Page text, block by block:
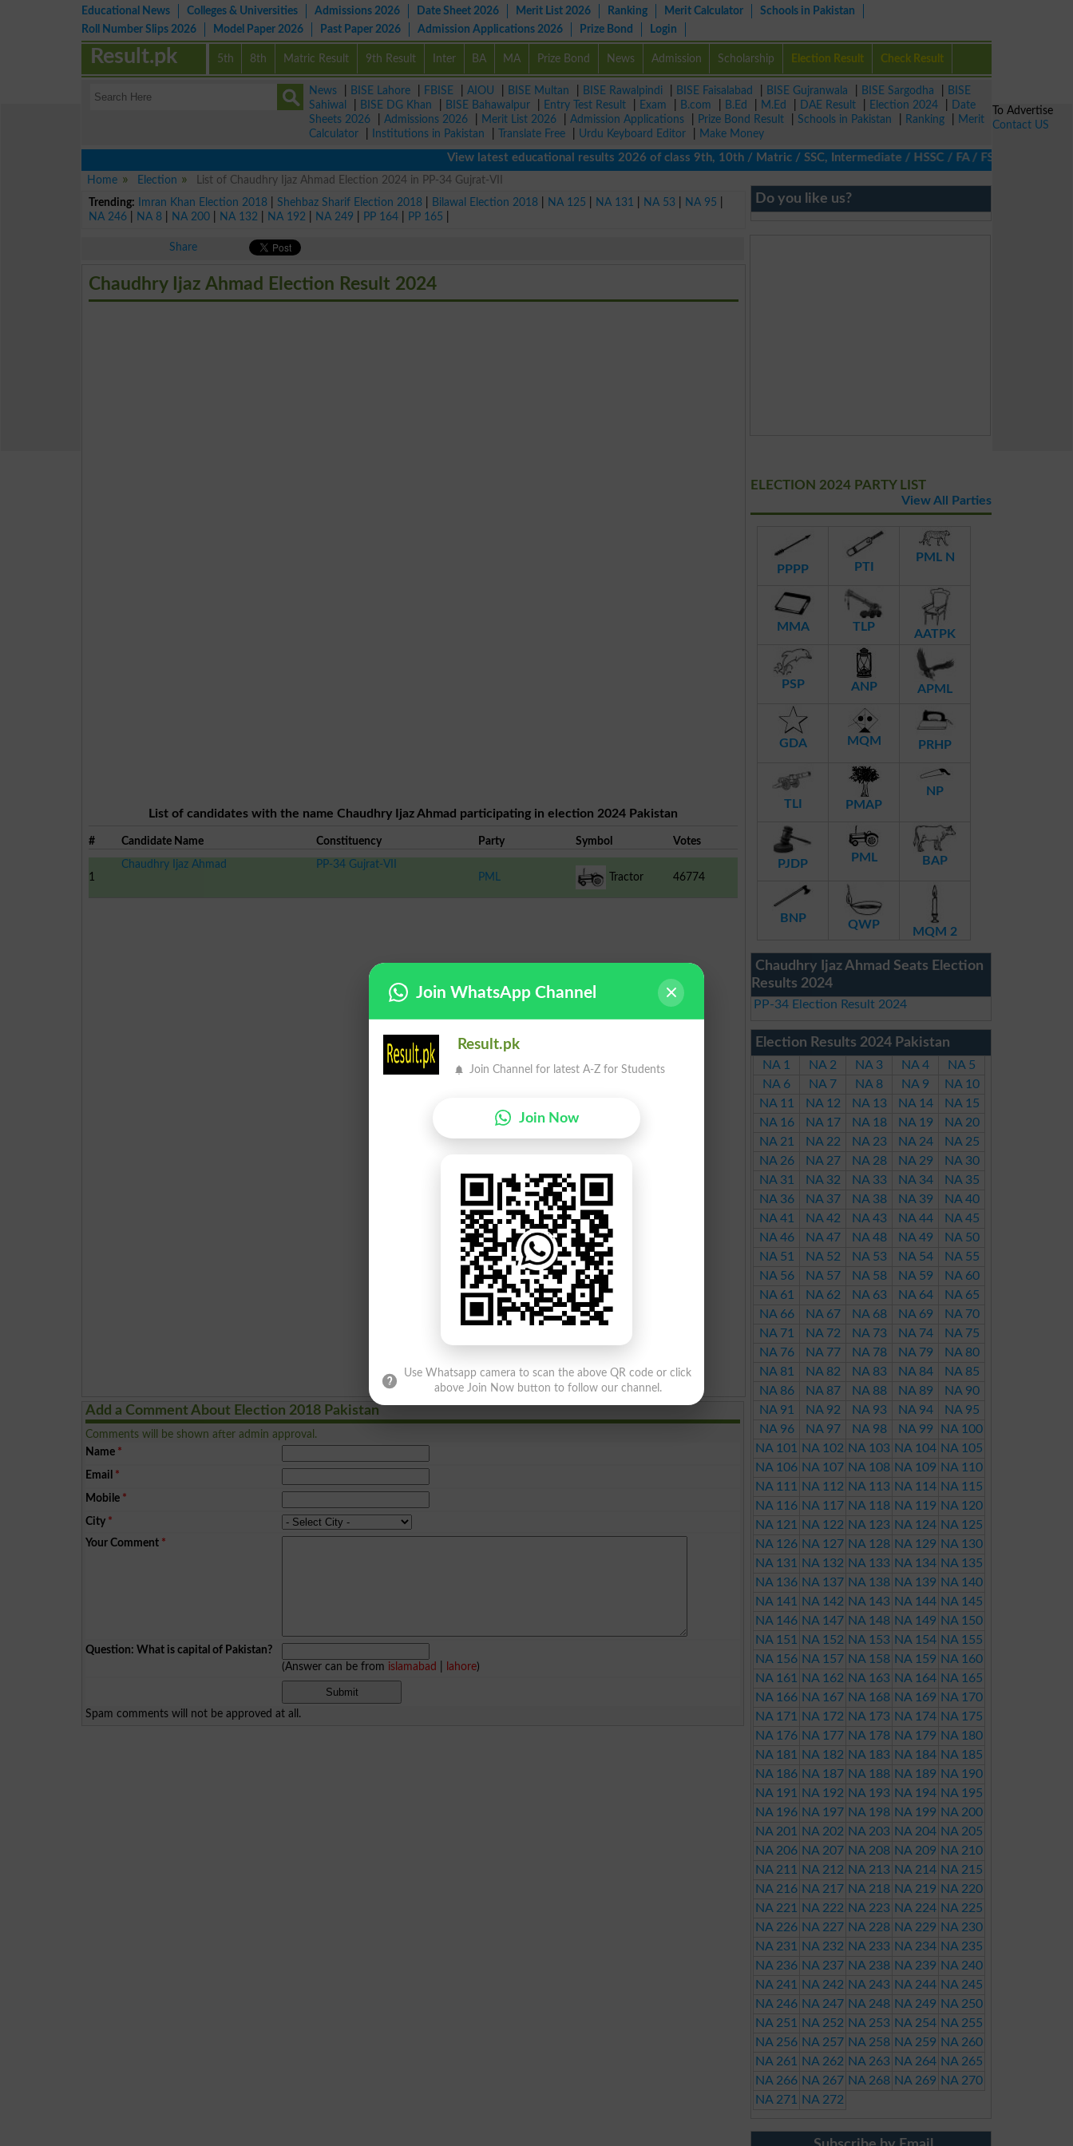
Educational News Colleges & Universities Admissions 2026 Date Sheet 2026 Merit List 2026 Ranking Merit Calculator
Schools in Pakistan
Roll Number Slips 2026
Model Paper 2026 Past Paper 2026 Admission Applications 2026 Prize Bond Login
5th 8th Matric Result 9th Result Inter BA MA Prize Bond News Admission Scholarship Election Result Check Result
Result.pk
News BISE Lahore FBISE AIOU BISE Multan BISE Rawalpindi BISE Faisalabad BISE Gujranwala BISE Sargodha
BISE
Sahiwal
BISE DG Khan BISE Bahawalpur Entry Test Result Exam B.com B.Ed M.Ed DAE Result Election 2024
Date
Sheets 2026
Admissions 2026 Merit List 2026 Admission Applications Prize Bond Result Schools in Pakistan Ranking
Merit
Calculator
Institutions in Pakistan Translate Free Urdu Keyboard Editor
Make Money
View latest educational results 2026 of class 9th, 10th / Matric / SSC, Intermediate / HSSC / FA / FSc / Inter, 5th /
Home
Election
List of Chaudhry Ijaz Ahmad Election 2024 in PP-34 Gujrat-VII
Trending:
Imran Khan Election 2018 |Shehbaz Sharif Election 2018 Bilawal Election 2018 NA 125 NA 131 NA 53 NA 95
NA 246
NA 8 NA 200 NA 132 NA 192 NA 249 PP 164 PP 165
Share
Chaudhry Ijaz Ahmad Election Result 2024
List of candidates with the name Chaudhry Ijaz Ahmad participating in election 2024 Pakistan
# Candidate Name Constituency Party Symbol Votes
1
Chaudhry Ijaz Ahmad
PP-34 Gujrat-VII
PML
Tractor 46774
Add a Comment About Election 2018 Pakistan
Comments will be shown after admin approval.
Name *
Email *
Mobile *
City *
Your Comment *
Question: What is capital of Pakistan?
(Answer can be from islamabad lahore)
Spam comments will not be approved at all.
Do you like us?
ELECTION 2024 PARTY LIST
View All Parties
PPPP PTI
PML N
MMA TLP
AATPK
PSP ANP APML
GDA MQM PRHP
TLI PMAP
NP
PJDP PML BAP
BNP QWP
MQM 2
Chaudhry Ijaz Ahmad Seats Election
Results 2024
PP-34 Election Result 2024
Election Results 2024 Pakistan
NA 1 NA 2 NA 3 NA 4
NA 5
NA 6
NA 7 NA 8 NA 9
NA 10
NA 11
NA 12 NA 13 NA 14
NA 15
NA 16
NA 17 NA 18 NA 19
NA 20
NA 21
NA 22 NA 23 NA 24
NA 25
NA 26
NA 27 NA 28 NA 29
NA 30
NA 31
NA 32 NA 33 NA 34
NA 35
NA 36
NA 37 NA 38 NA 39
NA 40
NA 41
NA 42 NA 43 NA 44
NA 45
NA 46
NA 47 NA 48 NA 49
NA 50
NA 51
NA 52 NA 53 NA 54
NA 55
NA 56
NA 57 NA 58 NA 59
NA 60
NA 61
NA 62 NA 63 NA 64
NA 65
NA 66
NA 67 NA 68 NA 69
NA 70
NA 71
NA 72 NA 73 NA 74
NA 75
NA 76
NA 77 NA 78 NA 79
NA 80
NA 81
NA 82 NA 83 NA 84
NA 85
NA 86
NA 87 NA 88 NA 89
NA 90
NA 91
NA 92 NA 93 NA 94
NA 95
NA 96
NA 97 NA 98 NA 99
NA 100
NA 101
NA 102 NA 103 NA 104 NA 105
NA 106 NA 107 NA 108 NA 109 NA 110
NA 111
NA 112 NA 113 NA 114 NA 115
NA 116 NA 117 NA 118 NA 119 NA 120
NA 121
NA 122 NA 123 NA 124 NA 125
NA 126 NA 127 NA 128 NA 129 NA 130
NA 131
NA 132 NA 133 NA 134 NA 135
NA 136 NA 137 NA 138 NA 139 NA 140
NA 141
NA 142 NA 143 NA 144 NA 145
NA 146 NA 147 NA 148 NA 149 NA 150
NA 151
NA 152 NA 153 NA 154 NA 155
NA 156 NA 157 NA 158 NA 159 NA 160
NA 161
NA 162 NA 163 NA 164 NA 165
NA 166 NA 167 NA 168 NA 169 NA 170
NA 171
NA 172 NA 173 NA 174 NA 175
NA 176 NA 177 NA 178 NA 179 NA 180
NA 181
NA 182 NA 183 NA 184 NA 185
NA 186 NA 187 NA 188 NA 189 NA 190
NA 191
NA 192 NA 193 NA 194 NA 195
NA 196 NA 197 NA 198 NA 199 NA 200
NA 201
NA 202 NA 203 NA 204 NA 205
NA 206 NA 207 NA 208 NA 209 NA 210
NA 211
NA 212 NA 213 NA 214 NA 215
NA 216 NA 217 NA 218 NA 219 NA 220
NA 221
NA 222 NA 223 NA 224 NA 225
NA 226 NA 227 NA 228 NA 229 NA 230
NA 231
NA 232 NA 233 NA 234 NA 235
NA 236 NA 237 NA 238 NA 239 NA 240
NA 241
NA 242 NA 243 NA 244 NA 245
NA 246 NA 247 NA 248 NA 249 NA 250
NA 251
NA 252 NA 253 NA 254 NA 255
NA 256 NA 257 NA 258 NA 259 NA 260
NA 261
NA 262 NA 263 NA 264 NA 265
NA 266 NA 267 NA 268 NA 269 NA 270
NA 271
NA 272
To Advertise
Contact US
Join WhatsApp Channel
Result.pk
Join Channel for latest A-Z for Students
Join Now
Use Whatsapp camera to scan the above QR code or click
above Join Now button to follow our channel.